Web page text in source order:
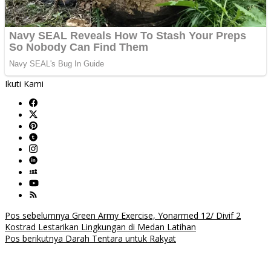
Ikuti Kami
Navigasi
pos
Pos sebelumnya Green Army Exercise, Yonarmed 12/ Divif 2
Kostrad Lestarikan Lingkungan di Medan Latihan
Pos berikutnya Darah Tentara untuk Rakyat